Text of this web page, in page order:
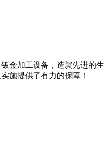
金加工设备，造就先进的生
施提供了有力的保障！